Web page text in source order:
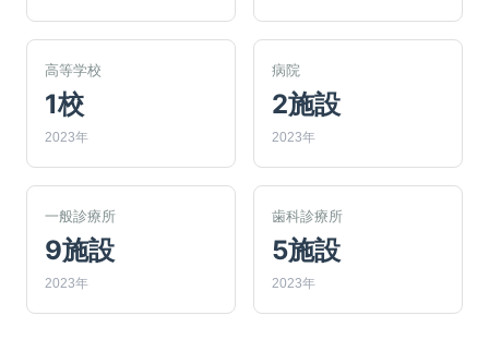
高等学校
1校
2023年
病院
2施設
2023年
一般診療所
9施設
2023年
歯科診療所
5施設
2023年